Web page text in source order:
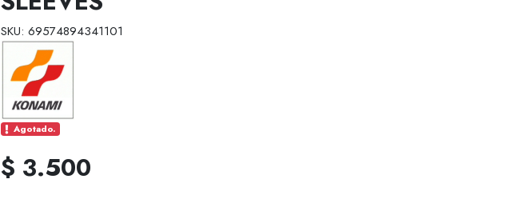
SKU: 69574894341101
Agotado.
$ 3.500